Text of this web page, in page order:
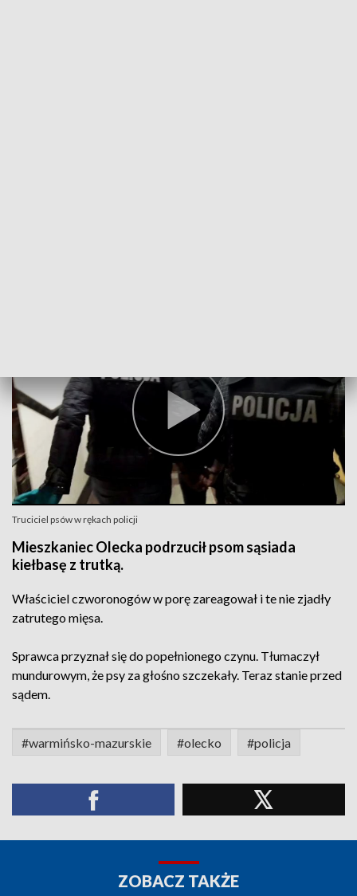
Truciciel psów w rękach policji
Mieszkaniec Olecka podrzucił psom sąsiada
kiełbasę z trutką.
Właściciel czworonogów w porę zareagował i te nie zjadły
zatrutego mięsa.
Sprawca przyznał się do popełnionego czynu. Tłumaczył
mundurowym, że psy za głośno szczekały. Teraz stanie przed
sądem.
#warmińsko-mazurskie #olecko #policja
ZOBACZ TAKŻE